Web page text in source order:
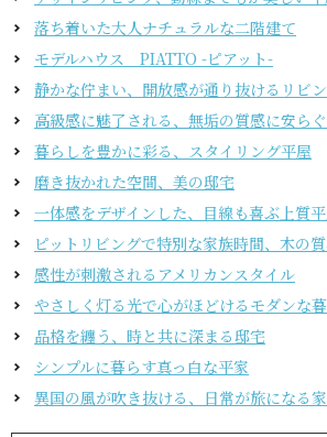
落ち着いた大人ナチュラルな二階建て
モデルハウス PIATTO -ピアット-
静かな佇まい、開放感が通り抜けるリビ
高級感に魅了される、無垢の質感に安ら
暮らしを豊かに彩る、スタイリング平屋
磨き抜かれた空間、美の邸宅
一体感をデザインした、目線も喜ぶ上質
ピットリビングで特別な家族時間、木の
感性が刺激されるアメリカンスタイル
やさしく灯る光で心がほどけるモダンな
品格を纏う、時と共に深まる邸宅
シンプルに暮らす真っ白な平家
異国の風が吹き抜ける、日常が旅になる